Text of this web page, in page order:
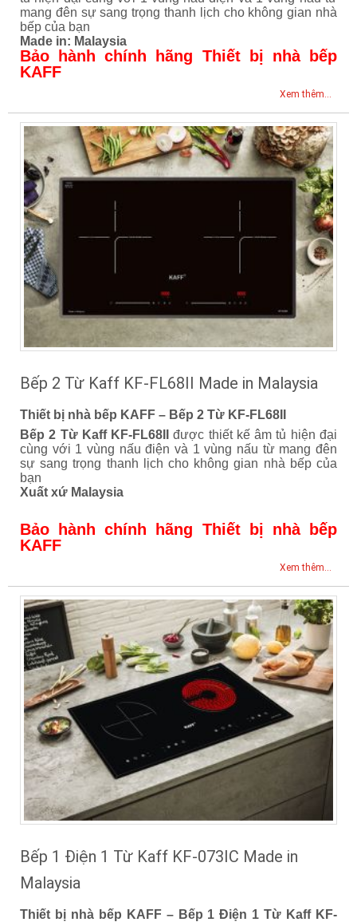
mang đên sự sang trọng thanh lịch cho không gian nhà
bếp của bạn
Made in: Malaysia
Bảo hành chính hãng Thiết bị nhà bếp
KAFF
Xem thêm...
Bếp 2 Từ Kaff KF-FL68II Made in Malaysia
Thiết bị nhà bếp KAFF – Bếp 2 Từ KF-FL68II
Bếp 2 Từ Kaff KF-FL68II
được thiết kế âm tủ hiện đại
cùng với 1 vùng nấu điện và 1 vùng nấu từ mang đên
sự sang trọng thanh lịch cho không gian nhà bếp của
bạn
Xuất xứ Malaysia
Bảo hành chính hãng Thiết bị nhà bếp
KAFF
Xem thêm...
Bếp 1 Điện 1 Từ Kaff KF-073IC Made in
Malaysia
Thiết bị nhà bếp KAFF – Bếp 1 Điện 1 Từ Kaff KF-